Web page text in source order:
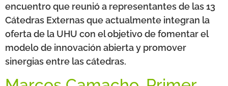
encuentro que reunió a representantes de las 13
Cátedras Externas que actualmente integran la
oferta de la UHU con el objetivo de fomentar el
modelo de innovación abierta y promover
sinergias entre las cátedras.